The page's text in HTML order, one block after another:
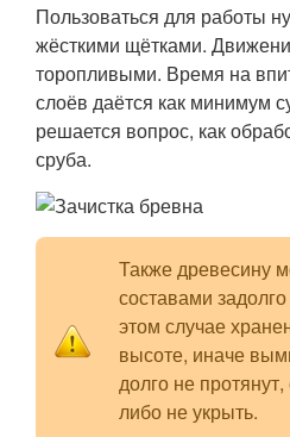
Пользоваться для работы
жёсткими щётками.
торопливыми. Время на
слоёв даётся как минимум
решается вопрос, как
сруба.
Также древесину
составами
этом случае
высоте, иначе
долго не
либо не укрыть.